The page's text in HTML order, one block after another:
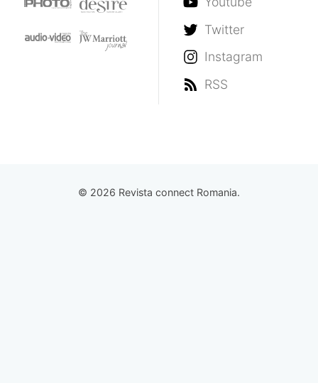
Twitter
Instagram
RSS
© 2026 Revista connect Romania.